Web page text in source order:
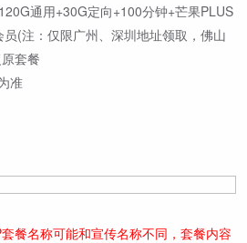
通用+30G定向+100分钟+芒果PLUS
(注：仅限广州、深圳地址领取，佛山
套餐
准
餐名称可能和宣传名称不同，套餐内容